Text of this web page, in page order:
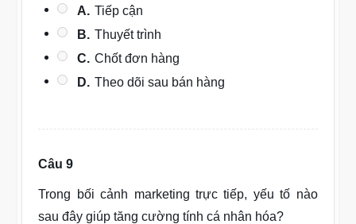
A. Tiếp cận
B. Thuyết trình
C. Chốt đơn hàng
D. Theo dõi sau bán hàng
Câu 9
Trong bối cảnh marketing trực tiếp, yếu tố nào
sau đây giúp tăng cường tính cá nhân hóa?